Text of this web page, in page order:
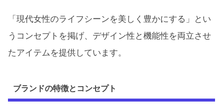
「現代女性のライフシーンを美しく豊かにする」とい
うコンセプトを掲げ、デザイン性と機能性を両立させ
たアイテムを提供しています。
ブランドの特徴とコンセプト